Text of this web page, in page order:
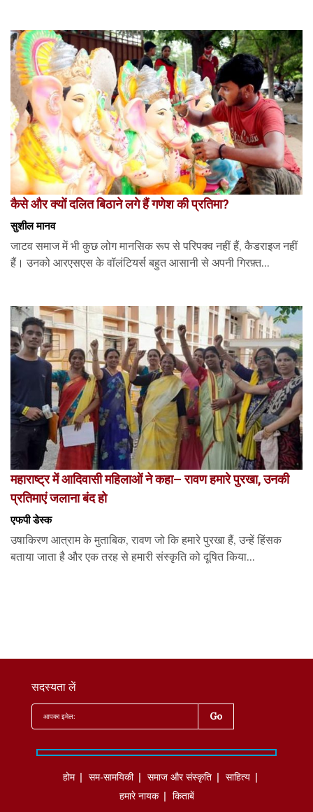
कैसे और क्यों दलित बिठाने लगे हैं गणेश की प्रतिमा?
सुशील मानव
जाटव समाज में भी कुछ लोग मानसिक रूप से परिपक्व नहीं हैं, कैडराइज नहीं
हैं। उनको आरएसएस के वॉलंटियर्स बहुत आसानी से अपनी गिरफ़्त...
महाराष्ट्र में आदिवासी महिलाओं ने कहा– रावण हमारे पुरखा, उनकी
प्रतिमाएं जलाना बंद हो
एफपी डेस्‍क
उषाकिरण आत्राम के मुताबिक, रावण जो कि हमारे पुरखा हैं, उन्हें हिंसक
बताया जाता है और एक तरह से हमारी संस्कृति को दूषित किया...
सदस्यता लें
होम सम-सामयिकी समाज और संस्कृति
साहित्‍य
हमारे नायक
किताबें